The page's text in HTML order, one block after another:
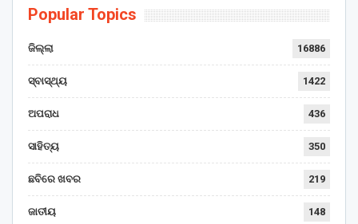
Popular Topics
ଜିଲ୍ଲା 16886
ସ୍ବାସ୍ଥ୍ୟ 1422
ଅପରାଧ 436
ସାହିତ୍ୟ 350
ଛବିରେ ଖବର 219
ଜାତୀୟ 148